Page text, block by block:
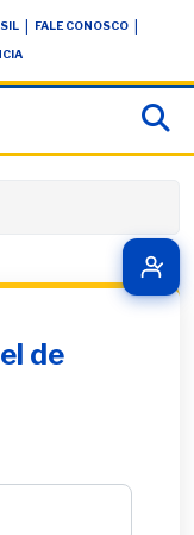
FALE CONOSCO
de